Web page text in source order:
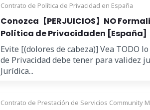
Contrato de Política de Privacidad en España
Conozca【PERJUICIOS】NO
Política de Privacidaden [España]
Evite [(dolores de cabeza)] Vea TODO
de Privacidad debe tener para validez
Jurídica...
Contrato de Prestación de Servicios Community